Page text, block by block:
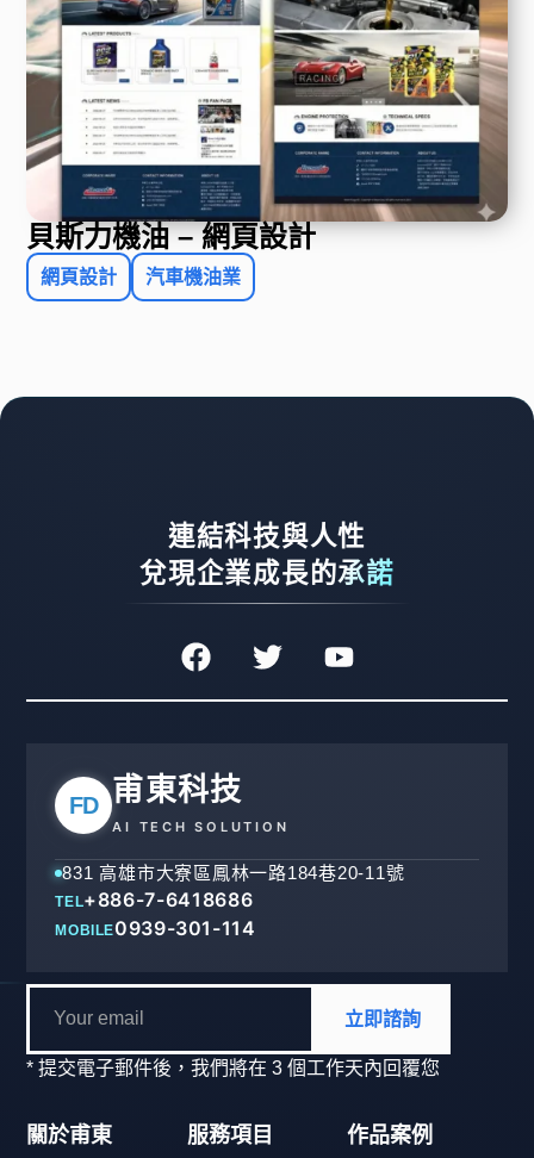
貝斯力機油 – 網頁設計
網頁設計 汽車機油業
連結科技與人性
兌現企業成長的承諾
FD 甫東科技
AI TECH SOLUTION
831 高雄市大寮區鳳林一路184巷20-11號
TEL+886-7-6418686
MOBILE0939-301-114
立即諮詢
* 提交電子郵件後，我們將在 3 個工作天內回覆您
關於甫東 服務項目 作品案例